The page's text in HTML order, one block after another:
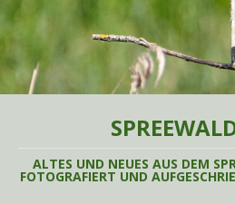
ALTES UND NEUES AUS DEM
FOTOGRAFIERT UND